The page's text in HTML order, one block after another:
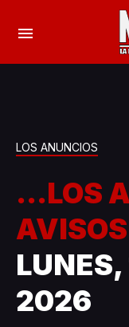
LOS ANUNCIOS
...LOS
2026